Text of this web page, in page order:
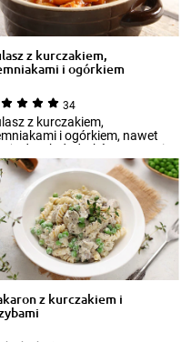
z kurczakiem,
i ogórkiem
34
z kurczakiem,
i ogórkiem, nawet
żadnych dodatków stanowi
danie obi...
z kurczakiem i